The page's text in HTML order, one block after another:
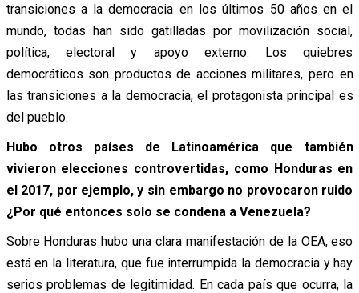
transiciones a la democracia en los últimos 50 años en el
mundo, todas han sido gatilladas por movilización social,
política, electoral y apoyo externo. Los quiebres
democráticos son productos de acciones militares, pero en
las transiciones a la democracia, el protagonista principal es
del pueblo.
Hubo otros países de Latinoamérica que también
vivieron elecciones controvertidas, como Honduras en
el 2017, por ejemplo, y sin embargo no provocaron ruido
¿Por qué entonces solo se condena a Venezuela?
Sobre Honduras hubo una clara manifestación de la OEA, eso
está en la literatura, que fue interrumpida la democracia y hay
serios problemas de legitimidad. En cada país que ocurra, la